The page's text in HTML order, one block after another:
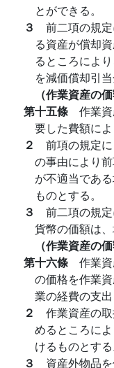
とができる。
３ 前二項の規
る資産が償却
るところによ
を減価償却引
（作業資産の価
第十五條 作業
要した費額によ
２ 前項の規定
の事由により
が不適当であ
ものとする。
３ 前二項の規
貨幣の価額は、
（作業資産の
第十六條 作業
の価格を作業
業の経費の支
２ 作業資産の
めるところに
けるものとする
３ 資産外物品